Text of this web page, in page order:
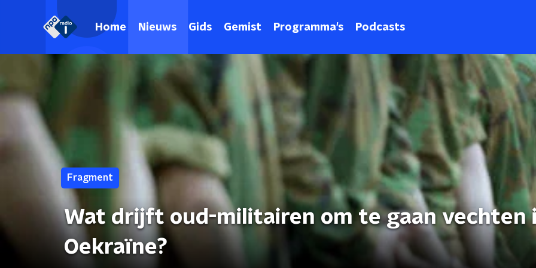
Home Nieuws Gids Gemist Programma's Podcasts
Fragment
Wat drijft oud-militairen om te gaan vechten
Oekraïne?